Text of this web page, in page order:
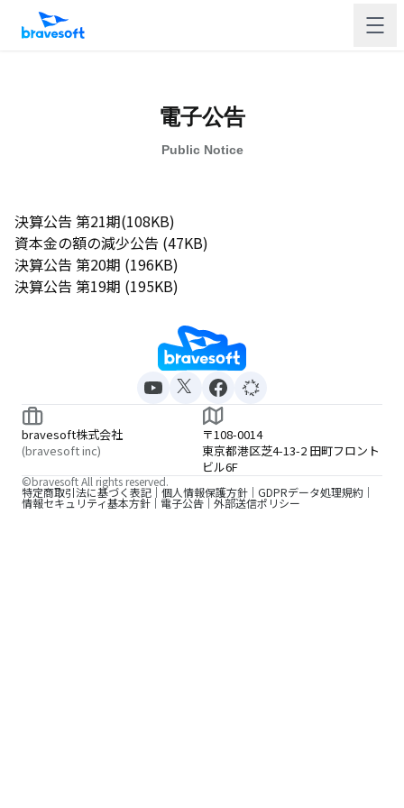
電子公告
Public Notice
決算公告 第21期(108KB)
資本金の額の減少公告 (47KB)
決算公告 第20期 (196KB)
決算公告 第19期 (195KB)
bravesoft株式会社
(bravesoft inc)
〒108-0014
東京都港区芝4-13-2 田町フロント
ビル6F
特定商取引法に基づく表記 個人情報保護方針 GDPRデータ処理規約
情報セキュリティ基本方針 電子公告 外部送信ポリシー
©bravesoft All rights reserved.